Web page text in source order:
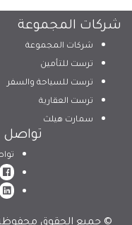
شركات المجموعة
شركات المجموعة
ترست للتأمين
ترست للسياحة والسفر
ترست العقارية
سمارت هيلث
تواصل
Facebook
LinkedIn